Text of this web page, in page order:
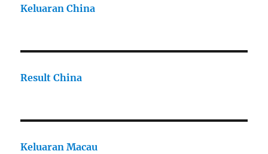
Keluaran China
Result China
Keluaran Macau